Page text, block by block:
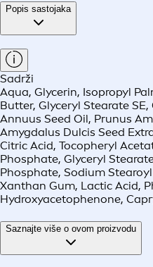
Popis sastojaka
Sadrži
Aqua, Glycerin, Isopropyl
Butter, Glyceryl Stearate
Annuus Seed Oil, Prunus
Amygdalus Dulcis Seed
Citric Acid, Tocopheryl
Phosphate, Glyceryl
Phosphate, Sodium
Xanthan Gum, Lactic Acid,
Hydroxyacetophenone,
Saznajte više o ovom proizvodu